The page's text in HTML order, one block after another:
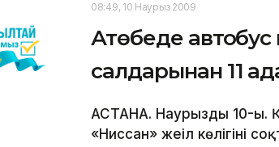
08:49, 10 Наурыз 2009
Ақтөбеде
салдарынан 11
АСТАНА. Наурыздың 10-ы.
«Ниссан» жеңіл көлігінің